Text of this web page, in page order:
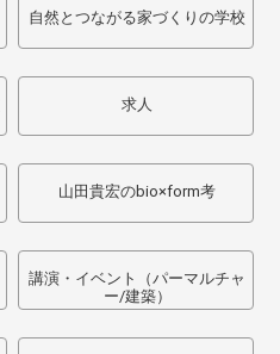
自然とつながる家づくりの学校
求人
山田貴宏のbio×form考
講演・イベント（パーマルチャ
ー/建築）